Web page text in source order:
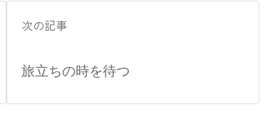
次の記事
旅立ちの時を待つ